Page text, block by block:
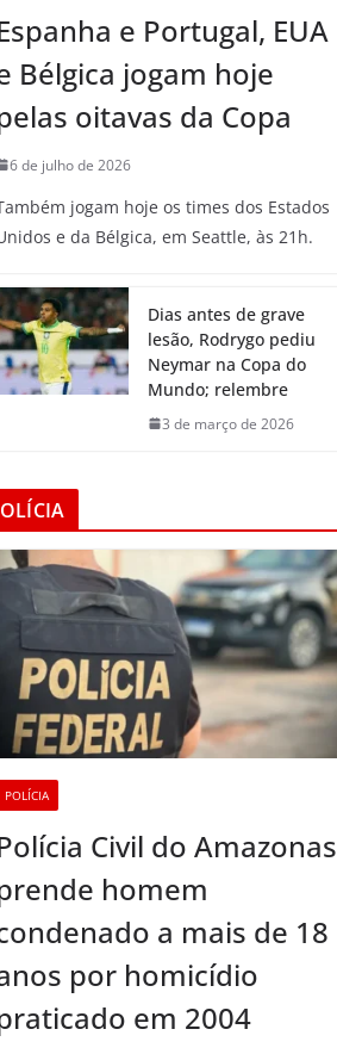
e Portugal, EUA
Bélgica jogam hoje
oitavas da Copa
6 de julho de 2026
jogam hoje os times dos Estados
e da Bélgica, em Seattle, às 21h.
Dias antes de grave
lesão, Rodrygo pediu
Neymar na Copa do
Mundo; relembre
3 de março de 2026
POLÍCIA
Civil do Amazonas
homem
a mais de 18
por homicídio
em 2004